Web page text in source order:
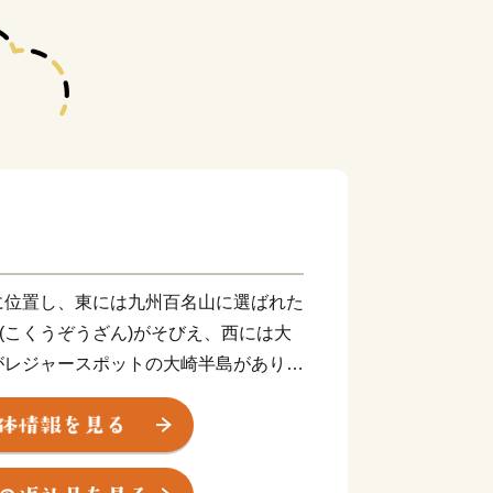
置し、東には九州百名山に選ばれた
くうぞうざん)がそびえ、西には大
ジャースポットの大崎半島がありま
れ、波静かな大村湾にそそいでいま